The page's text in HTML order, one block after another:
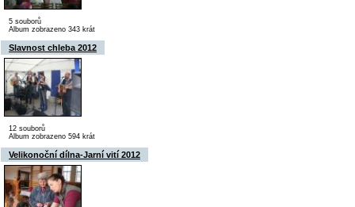
5 souborů
Album zobrazeno 343 krát
Slavnost chleba 2012
12 souborů
Album zobrazeno 594 krát
Velikonoční dílna-Jarní vití 2012